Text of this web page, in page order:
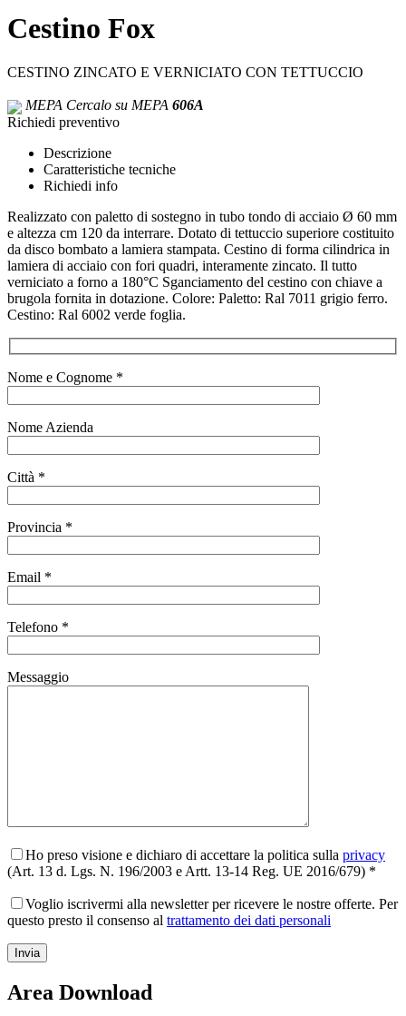
Cestino Fox
CESTINO ZINCATO E VERNICIATO CON TETTUCCIO
MEPA Cercalo su MEPA 606A
Richiedi preventivo
Descrizione
Caratteristiche tecniche
Richiedi info
Realizzato con paletto di sostegno in tubo tondo di acciaio Ø 60 mm
e altezza cm 120 da interrare. Dotato di tettuccio superiore costituito
da disco bombato a lamiera stampata. Cestino di forma cilindrica in
lamiera di acciaio con fori quadri, interamente zincato. Il tutto
verniciato a forno a 180°C Sganciamento del cestino con chiave a
brugola fornita in dotazione. Colore: Paletto: Ral 7011 grigio ferro.
Cestino: Ral 6002 verde foglia.
Nome e Cognome *
Nome Azienda
Città *
Provincia *
Email *
Telefono *
Messaggio
Ho preso visione e dichiaro di accettare la politica sulla privacy
(Art. 13 d. Lgs. N. 196/2003 e Artt. 13-14 Reg. UE 2016/679) *
Voglio iscrivermi alla newsletter per ricevere le nostre offerte. Per
questo presto il consenso al trattamento dei dati personali
Area Download